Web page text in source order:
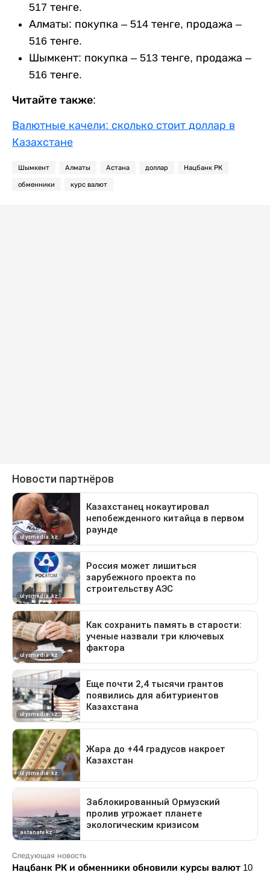
517 тенге.
Алматы: покупка – 514 тенге, продажа –
516 тенге.
Шымкент: покупка – 513 тенге, продажа –
516 тенге.
Читайте также:
Валютные качели: сколько стоит доллар в
Казахстане
Шымкент Алматы Астана доллар Нацбанк РК
обменники курс валют
Следующая новость
Нацбанк РК и обменники обновили курсы валют 10